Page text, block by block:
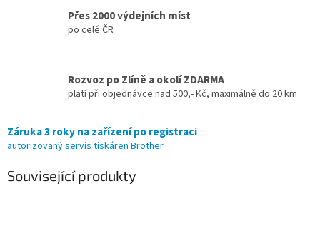
Přes 2000 výdejních míst
po celé ČR
Rozvoz po Zlíně a okolí ZDARMA
platí při objednávce nad 500,- Kč, maximálně do 20 km
Záruka 3 roky na zařízení po registraci
autorizovaný servis tiskáren Brother
Související produkty